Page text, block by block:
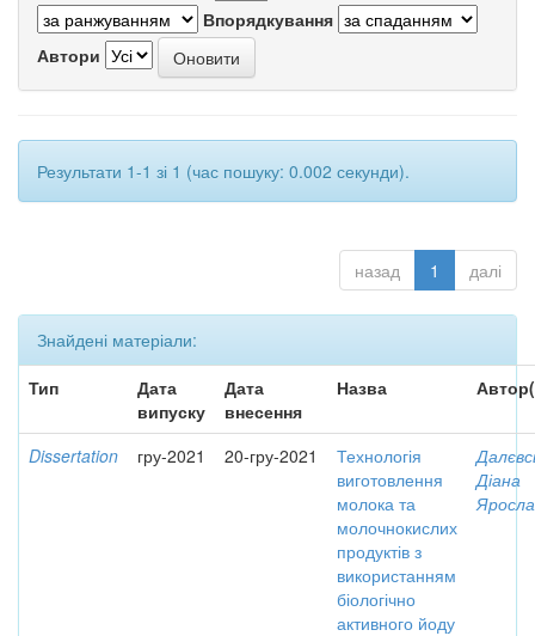
Впорядкування
Автори
Результати 1-1 зі 1 (час пошуку: 0.002 секунди).
назад 1 далі
Знайдені матеріали:
Тип
Дата
випуску
Дата
внесення
Назва
Dissertation гру-2021 20-гру-2021
Технологія
виготовлення
молока та
молочнокислих
продуктів з
використанням
біологічно
активного йоду
Діана